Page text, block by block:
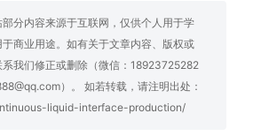
部分内容来源于互联网，仅供个人用于学
商业用途。如有关于文章内容、版权或
我们修正或删除（微信：18923725282
）。 如若转载，请注明出处：
liquid-interface-production/